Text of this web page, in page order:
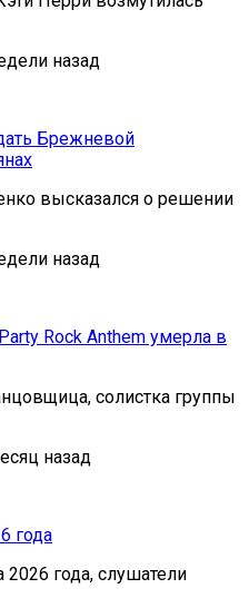
назад
Брежневой
высказался о решении
назад
Rock Anthem умерла в
солистка группы
назад
года
года, слушатели